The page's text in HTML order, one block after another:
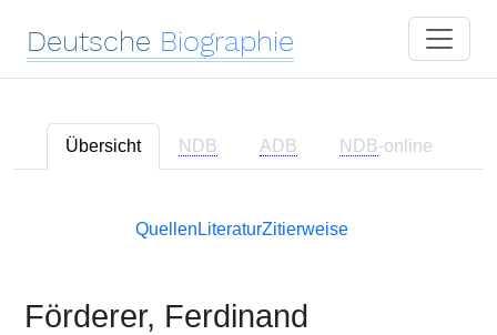
Deutsche Biographie
Übersicht NDB ADB NDB-online
Quellen LiteraturZitierweise
Förderer, Ferdinand